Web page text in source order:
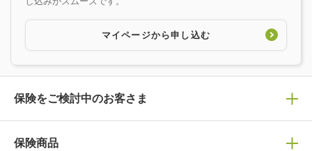
マイページから申し込む
保険をご検討中のお客さま
保険の選び方
保険商品